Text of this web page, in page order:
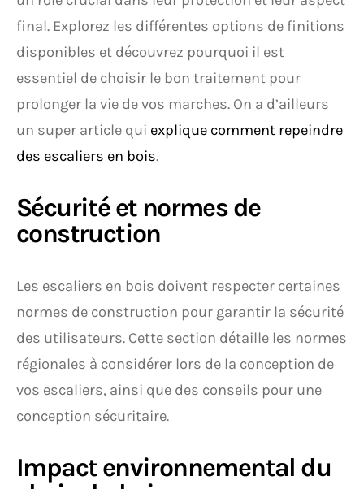
final. Explorez les différentes options de finitions
disponibles et découvrez pourquoi il est
essentiel de choisir le bon traitement pour
prolonger la vie de vos marches. On a d’ailleurs
un super article qui explique comment repeindre
des escaliers en bois.
Sécurité et normes de
construction
Les escaliers en bois doivent respecter certaines
normes de construction pour garantir la sécurité
des utilisateurs. Cette section détaille les normes
régionales à considérer lors de la conception de
vos escaliers, ainsi que des conseils pour une
conception sécuritaire.
Impact environnemental du